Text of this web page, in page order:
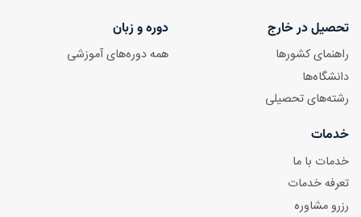
تحصیل در خارج
راهنمای کشورها
دانشگاه‌ها
رشته‌های تحصیلی
دوره و زبان
همه دوره‌های آموزشی
خدمات
خدمات با ما
تعرفه خدمات
رزرو مشاوره